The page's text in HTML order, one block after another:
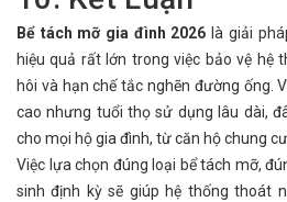
Bể tách mỡ gia đình 2026 là giải
hiệu quả rất lớn trong việc bảo vệ hệ
hôi và hạn chế tắc nghẽn đường ống.
cao nhưng tuổi thọ sử dụng lâu dài,
cho mọi hộ gia đình, từ căn hộ chung
Việc lựa chọn đúng loại bể tách mỡ,
sinh định kỳ sẽ giúp hệ thống thoát